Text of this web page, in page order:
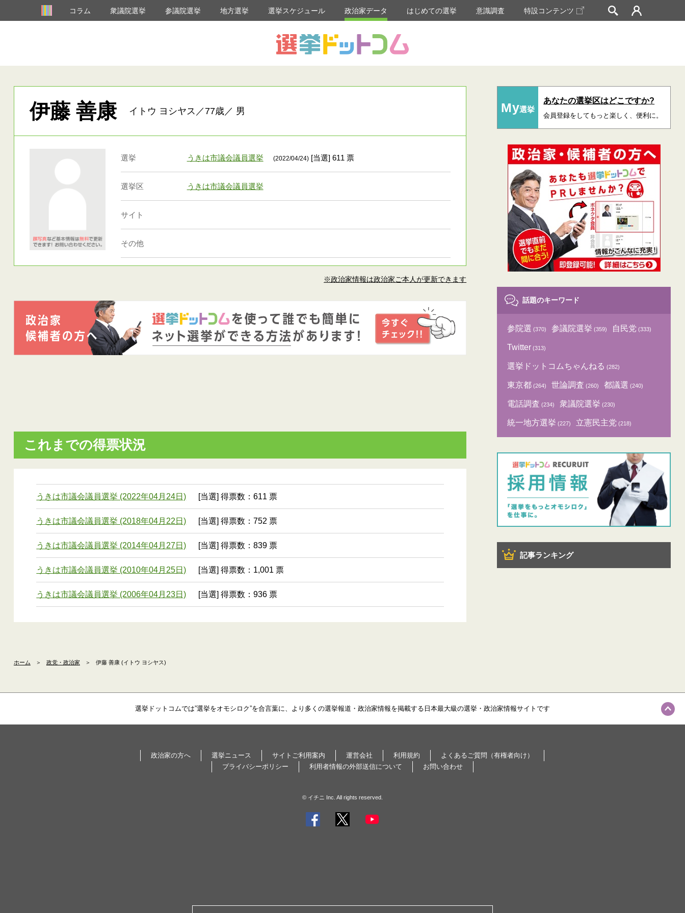
コラム 衆議院選挙 参議院選挙 地方選挙 選挙スケジュール 政治家データ はじめての選挙 意識調査 特設コンテンツ
伊藤 善康 イトウ ヨシヤス／77歳／ 男
選挙 うきは市議会議員選挙 (2022/04/24)[当選] 611 票
選挙区 うきは市議会議員選挙
サイト
その他
※政治家情報は政治家ご本人が更新できます
これまでの得票状況
うきは市議会議員選挙 (2022年04月24日) [当選] 得票数：611 票
うきは市議会議員選挙 (2018年04月22日) [当選] 得票数：752 票
うきは市議会議員選挙 (2014年04月27日) [当選] 得票数：839 票
うきは市議会議員選挙 (2010年04月25日) [当選] 得票数：1,001 票
うきは市議会議員選挙 (2006年04月23日) [当選] 得票数：936 票
My選挙
あなたの選挙区はどこですか?
会員登録をしてもっと楽しく、便利に。
話題のキーワード
参院選 (370) 参議院選挙 (359) 自民党 (333)
Twitter (313)
選挙ドットコムちゃんねる (282)
東京都 (264) 世論調査 (260) 都議選 (240)
電話調査 (234) 衆議院選挙 (230)
統一地方選挙 (227) 立憲民主党 (218)
記事ランキング
ホーム ＞ 政党・政治家 ＞ 伊藤 善康 (イトウ ヨシヤス)
選挙ドットコムでは”選挙をオモシロク”を合言葉に、より多くの選挙報道・政治家情報を掲載する日本最大級の選挙・政治家情報サイトです
政治家の方へ 選挙ニュース サイトご利用案内 運営会社 利用規約
よくあるご質問（有権者向け）
プライバシーポリシー
利用者情報の外部送信について お問い合わせ
© イチニ Inc. All rights reserved.